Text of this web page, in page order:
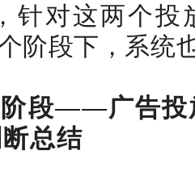
针对这两个
阶段下，系统
段——广告
总结